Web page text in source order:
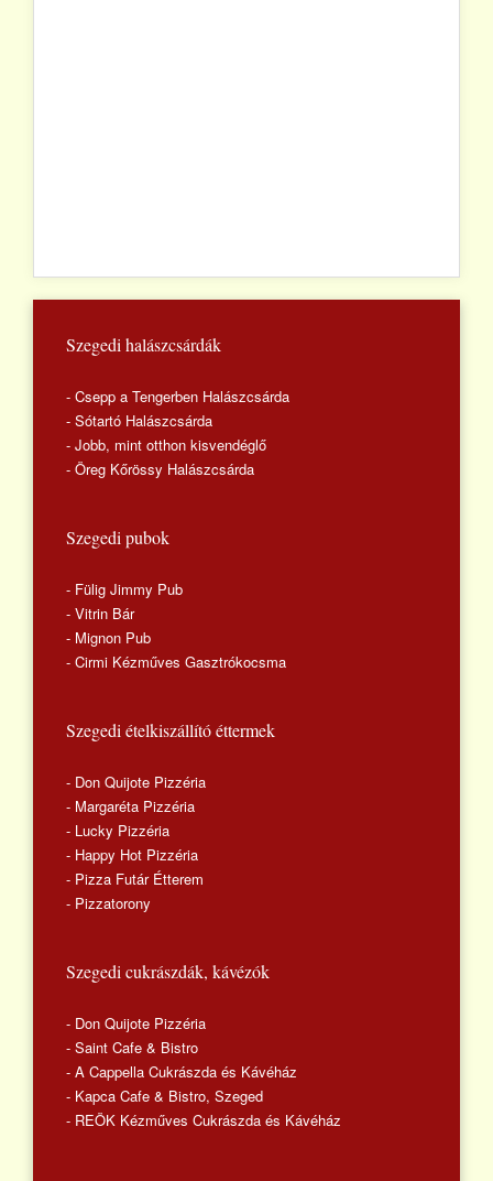
Szegedi halászcsárdák
- Csepp a Tengerben Halászcsárda
- Sótartó Halászcsárda
- Jobb, mint otthon kisvendéglő
- Öreg Kőrössy Halászcsárda
Szegedi pubok
- Fülig Jimmy Pub
- Vitrin Bár
- Mignon Pub
- Cirmi Kézműves Gasztrókocsma
Szegedi ételkiszállító éttermek
- Don Quijote Pizzéria
- Margaréta Pizzéria
- Lucky Pizzéria
- Happy Hot Pizzéria
- Pizza Futár Étterem
- Pizzatorony
Szegedi cukrászdák, kávézók
- Don Quijote Pizzéria
- Saint Cafe & Bistro
- A Cappella Cukrászda és Kávéház
- Kapca Cafe & Bistro, Szeged
- REÖK Kézműves Cukrászda és Kávéház